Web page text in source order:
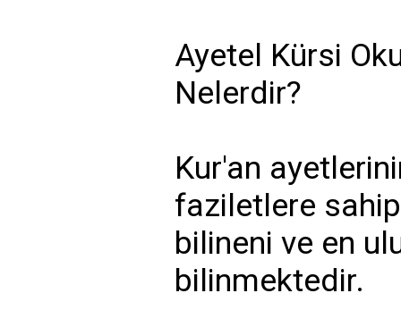
Ayetel Kürsi
Nelerdir?
Kur'an
faziletlere
bilineni ve en
bilinmektedir.